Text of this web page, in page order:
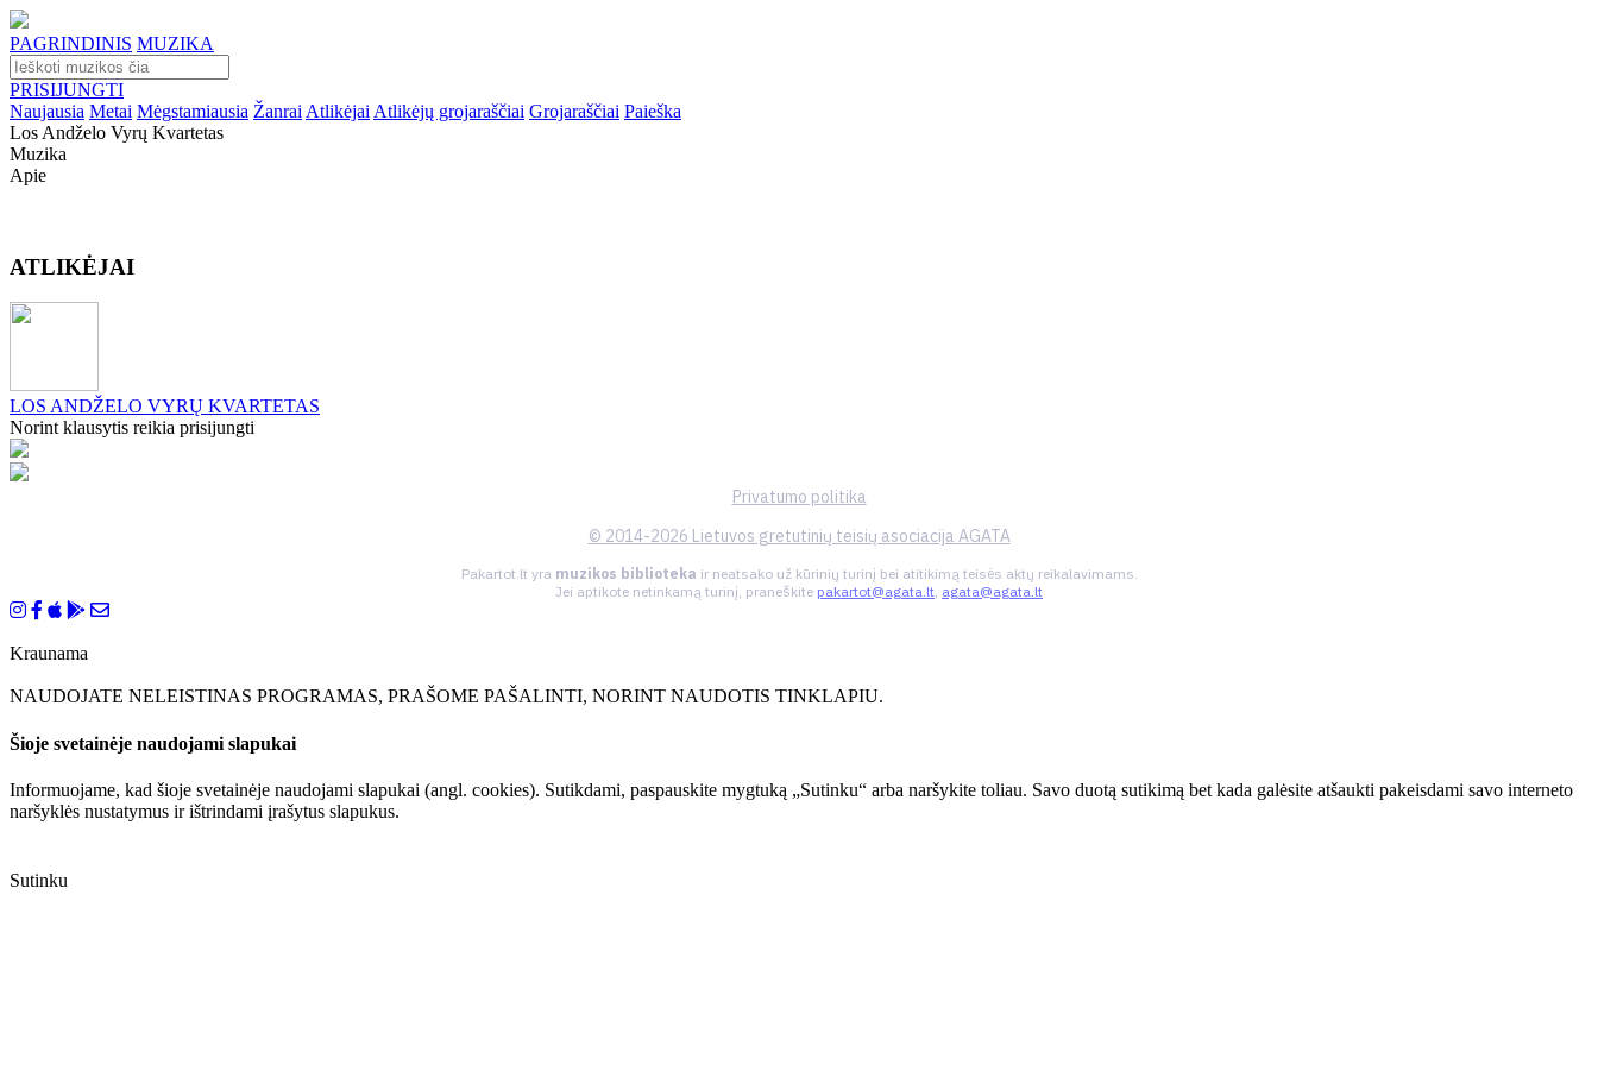
PAGRINDINIS MUZIKA
PRISIJUNGTI
Naujausia Metai Mėgstamiausia Žanrai Atlikėjai Atlikėjų grojaraščiai Grojaraščiai Paieška
Los Andželo Vyrų Kvartetas
Muzika
Apie
ATLIKĖJAI
LOS ANDŽELO VYRŲ KVARTETAS
Norint klausytis reikia prisijungti
Privatumo politika
© 2014-2026 Lietuvos gretutinių teisių asociacija AGATA
Pakartot.lt yra muzikos biblioteka ir neatsako už kūrinių turinį bei atitikimą teisės aktų reikalavimams.
Jei aptikote netinkamą turinį, praneškite pakartot@agata.lt, agata@agata.lt
Kraunama
NAUDOJATE NELEISTINAS PROGRAMAS, PRAŠOME PAŠALINTI, NORINT NAUDOTIS TINKLAPIU.
Šioje svetainėje naudojami slapukai
Informuojame, kad šioje svetainėje naudojami slapukai (angl. cookies). Sutikdami, paspauskite mygtuką „Sutinku“ arba naršykite toliau. Savo duotą sutikimą bet kada galėsite atšaukti pakeisdami savo interneto
naršyklės nustatymus ir ištrindami įrašytus slapukus.
Sutinku